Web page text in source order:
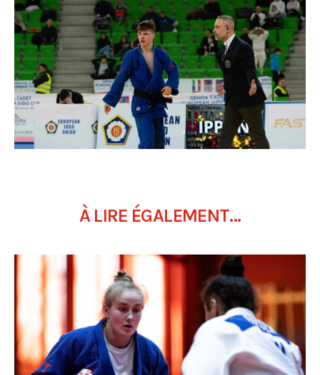
À LIRE ÉGALEMENT...